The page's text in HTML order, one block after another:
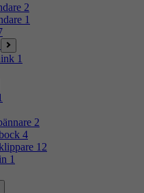
2
1
1
2
4
12
1